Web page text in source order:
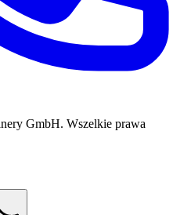
GmbH. Wszelkie prawa